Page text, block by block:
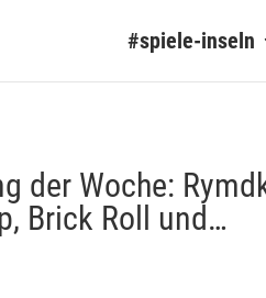
#spiele-inseln
der Woche:
Brick Roll und…